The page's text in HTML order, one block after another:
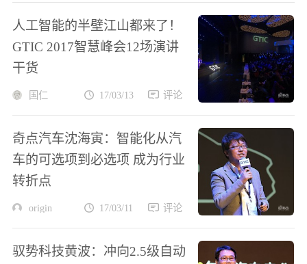
人工智能的半壁江山都来了！
GTIC 2017智慧峰会12场演讲
干货
国仁 17/03/13 评论
奇点汽车沈海寅：智能化从汽
车的可选项到必选项 成为行业
转折点
origin 17/03/11 评论
驭势科技黄波：冲向2.5级自动